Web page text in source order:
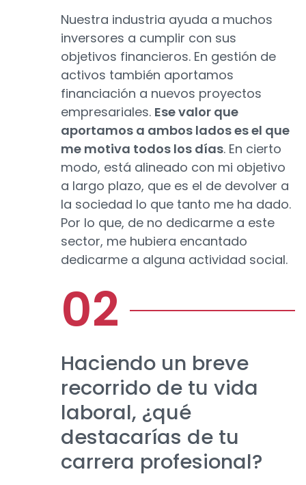
Nuestra industria ayuda a muchos
inversores a cumplir con sus
objetivos financieros. En gestión de
activos también aportamos
financiación a nuevos proyectos
empresariales. Ese valor que
aportamos a ambos lados es el que
me motiva todos los días. En cierto
modo, está alineado con mi objetivo
a largo plazo, que es el de devolver a
la sociedad lo que tanto me ha dado.
Por lo que, de no dedicarme a este
sector, me hubiera encantado
dedicarme a alguna actividad social.
Haciendo un breve
recorrido de tu vida
laboral, ¿qué
destacarías de tu
carrera profesional?